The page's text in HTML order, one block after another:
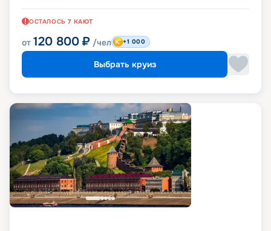
ОСТАЛОСЬ 7 КАЮТ
от 120 800 ₽ /чел +1 000
Выбрать круиз